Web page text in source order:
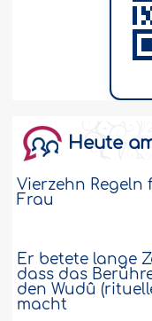
Ehren halten
schenken)
am liebsten
abstammt,
anderen
der von
gegenüber
muslimischen
Weiter
Heute
Vierzehn
Frau
Er betete lange
dass das
den Wudû
macht